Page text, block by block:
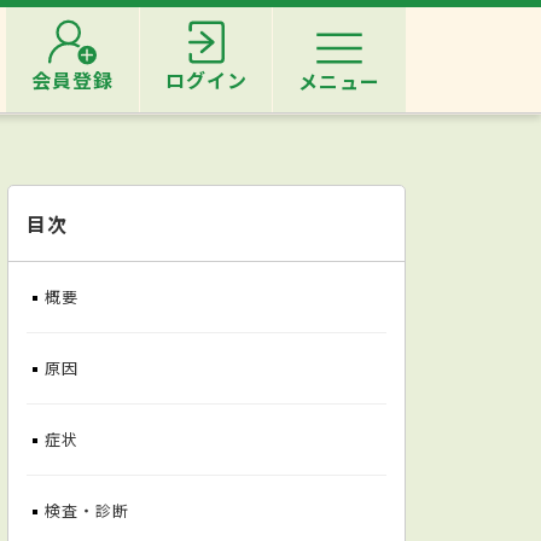
会員登録 ログイン メニュー
目次
概要
原因
症状
検査・診断